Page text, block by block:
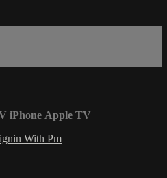
iPhone Apple TV
With Pm